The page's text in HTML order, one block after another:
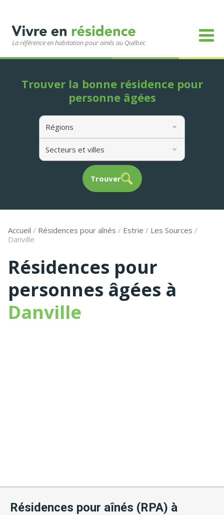
La référence en habitation pour ainés au Québec
Régions
Secteurs et villes
Trouver
Trouver la bonne résidence pour
personne âgées
Accueil / Résidences pour aînés / Estrie / Les Sources /
Danville
Résidences pour
personnes âgées à
Danville
Résidences pour aînés (RPA) à